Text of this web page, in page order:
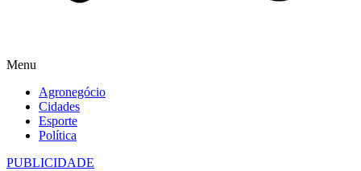
Menu
Agronegócio
Cidades
Esporte
Política
PUBLICIDADE